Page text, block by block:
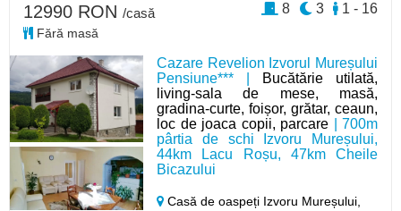
Cazare Revelion Izvorul Mureșului
Pensiune*** |
Bucătărie utilată,
living-sala de mese, masă,
gradina-curte, foișor, grătar, ceaun,
loc de joaca copii, parcare | 700m
pârtia de schi Izvoru Mureșului,
44km Lacu Roșu, 47km Cheile
Bicazului
Casă de oaspeți Izvoru Mureșului,
12990 RON /casă
Fără masă
1 - 16
3
8